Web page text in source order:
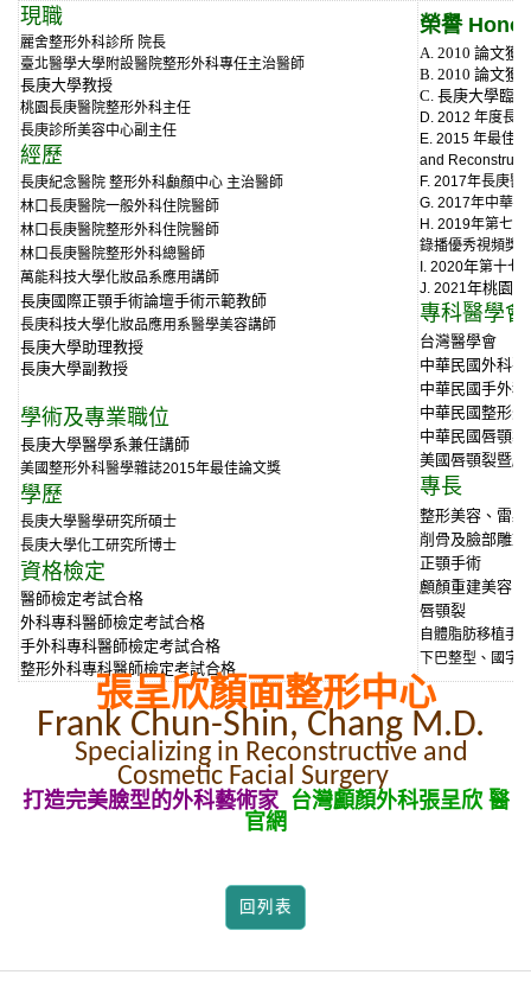
現職
麗舍整形外科診所 院長
臺北醫學大學附設醫院整形外科專任主治醫師
長庚大學教授
桃園長庚醫院整形外科主任
長庚診所美容中心副主任
經歷
長庚紀念醫院 整形外科顱顏中心 主治醫師
林口長庚醫院一般外科住院醫師
林口長庚醫院整形外科住院醫師
林口長庚醫院整形外科總醫師
萬能科技大學化妝品系應用講師
長庚國際正顎手術論壇手術示範教師
長庚科技大學化妝品應用系醫學美容講師
長庚大學助理教授
長庚大學副教授
學術及專業職位
長庚大學醫學系兼任講師
美國整形外科醫學雜誌2015年最佳論文獎
學歷
長庚大學醫學研究所碩士
長庚大學化工研究所博士
資格檢定
醫師檢定考試合格
外科專科醫師檢定考試合格
手外科專科醫師檢定考試合格
整形外科專科醫師檢定考試合格
榮譽 Honor
A. 2010 論文獲
B. 2010 論文獲
C. 長庚大學臨
D. 2012 年度長
E. 2015 年最佳
and
F. 2017年長庚醫
G. 2017年中華
H. 2019年第七
錄播優秀視頻獎
I. 2020年第十七
J. 2021年桃園
專科醫學會
台灣醫學會
中華民國外科醫
中華民國手外
中華民國整形
中華民國唇顎
美國唇顎裂暨
專長
整形美容、雷射
削骨及臉部雕塑
正顎手術
顱顏重建美容
唇顎裂
自體脂肪移植手
下巴整型、國字
張呈欣顏面整形中心
Frank Chun-Shin, Chang M.D.
Specializing in Reconstructive and
Cosmetic Facial Surgery
打造完美臉型的外科藝術家台灣顱顏外科張呈欣 醫
官網
回列表